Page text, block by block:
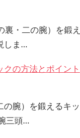
裏・二の腕）を鍛え
しま…
クの方法とポイント
腕）を鍛えるキッ
三頭…